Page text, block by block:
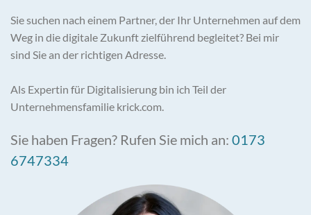
Sie suchen nach einem Partner, der Ihr Unternehmen auf dem
Weg in die digitale Zukunft zielführend begleitet? Bei mir
sind Sie an der richtigen Adresse.
Als Expertin für Digitalisierung bin ich Teil der
Unternehmensfamilie krick.com.
Sie haben Fragen? Rufen Sie mich an: 0173
6747334